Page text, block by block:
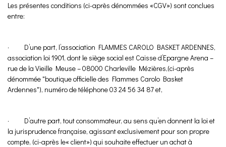
Les présentes conditions (ci-après dénommées «CGV») sont conclues
entre:
· D’une part, l’association FLAMMES CAROLO BASKET ARDENNES,
association loi 1901, dont le siège social est Caisse d’Epargne Arena –
rue de la Vieille Meuse – 08000 Charleville Mézières,(ci-après
dénommée "boutique officielle des Flammes Carolo Basket
Ardennes"), numéro de téléphone 03 24 56 34 87 et,
· D’autre part, tout consommateur, au sens qu’en donnent la loi et
la jurisprudence française, agissant exclusivement pour son propre
compte, (ci-après le« client») qui souhaite effectuer un achat à